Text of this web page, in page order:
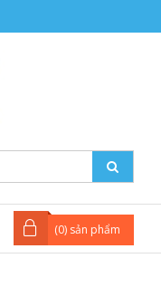
(0) sản phẩm